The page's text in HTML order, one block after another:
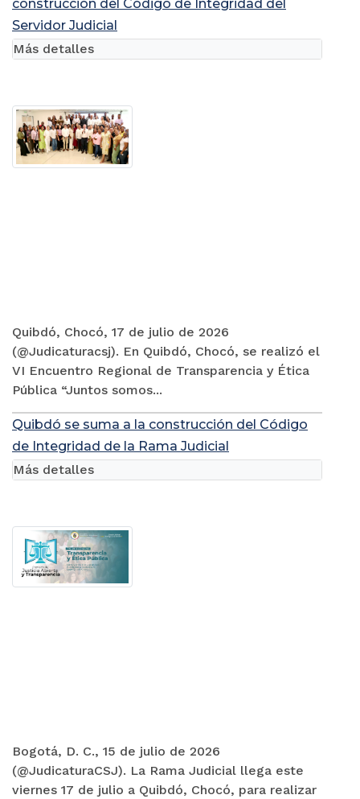
construcción del Código de Integridad del
Servidor Judicial
Quibdó, Chocó, 17 de julio de 2026
(@Judicaturacsj). En Quibdó, Chocó, se realizó el
VI Encuentro Regional de Transparencia y Ética
Pública “Juntos somos...
Más detalles
Quibdó se suma a la construcción del Código
de Integridad de la Rama Judicial
Bogotá, D. C., 15 de julio de 2026
(@JudicaturaCSJ). La Rama Judicial llega este
viernes 17 de julio a Quibdó, Chocó, para realizar
Más detalles